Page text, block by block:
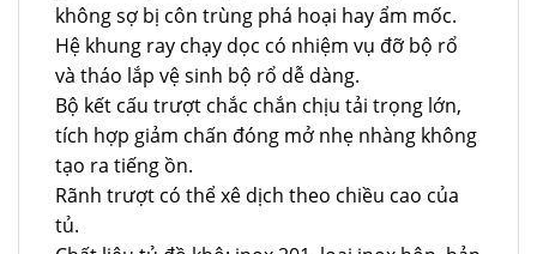
không sợ bị côn trùng phá hoại hay ẩm mốc.
Hệ khung ray chạy dọc có nhiệm vụ đỡ bộ rổ
và tháo lắp vệ sinh bộ rổ dễ dàng.
Bộ kết cấu trượt chắc chắn chịu tải trọng lớn,
tích hợp giảm chấn đóng mở nhẹ nhàng không
tạo ra tiếng ồn.
Rãnh trượt có thể xê dịch theo chiều cao của
tủ.